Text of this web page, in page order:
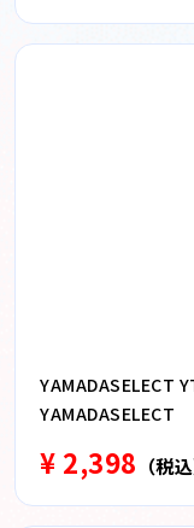
YAMADASELECT
YAMADASELECT
¥ 2,398 （税込